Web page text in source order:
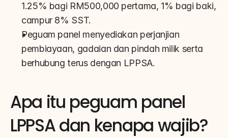
1.25% bagi RM500,000 pertama, 1% bagi baki,
campur 8% SST.
Peguam panel menyediakan perjanjian
pembiayaan, gadaian dan pindah milik serta
berhubung terus dengan LPPSA.
Apa itu peguam panel
LPPSA dan kenapa wajib?